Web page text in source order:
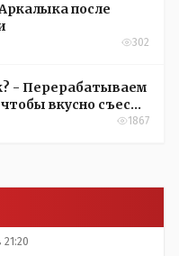
после
302
- Перерабатываем
вкусно съесть
1867
21:20